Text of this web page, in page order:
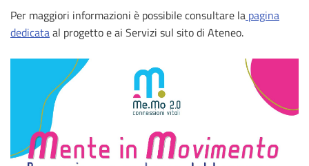
Per maggiori informazioni è possibile consultare la pagina
dedicataal progetto e ai Servizi sul sito di Ateneo.